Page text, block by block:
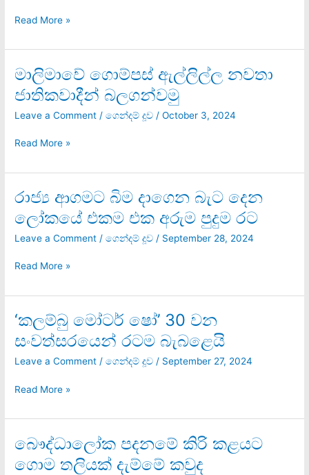
Read More »
මාලිමාවේ ගොම්පස් ඇල්ලිල්ල නවතා
ජාතිකවාදීන් බලගන්වමු
Leave a Comment /ගෙන්දම් දූව /October 3, 2024
මාලිමාවේ
ගොම්පස්
ඇල්ලිල්ල
නවතා
බලගන්වමු
Read More »
රාජ්‍ය ආගමට බිම දාගෙන බැට දෙන
ලෝකයේ එකම එක අරුම පුදුම රට
Leave a Comment /ගෙන්දම් දූව / September 28, 2024
රාජ්‍ය
ආගමට
බිම
දාගෙන
දෙන
එකම
අරුම
පුදුම
Read More »
‘කලම්බු මෝටර් ෂෝ’ 30 වන
සංවත්සරයෙන් රටම බැබළෙයි
Leave a Comment /ගෙන්දම් දූව / September 27, 2024
‘කලම්බු
මෝටර්
ෂෝ’
30
සංවත්සරයෙන්
බැබළෙයි
Read More »
බෞද්ධාලෝක පදනමේ කිරි කළයට
ගොම තලියක් දැම්මේ කවුද
බෞද්ධාලෝක
කිරි